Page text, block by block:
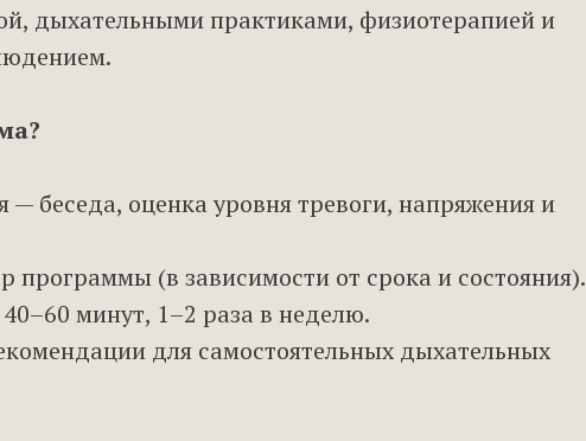
дыхательными практиками, физиотерапией и
— беседа, оценка уровня тревоги, напряжения и
(в зависимости от срока и состояния).
минут, 1–2 раза в неделю.
для самостоятельных дыхательных